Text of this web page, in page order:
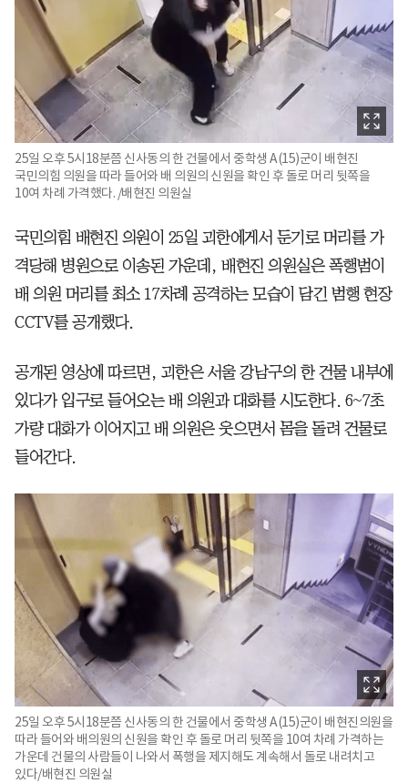
25일 오후 5시18분쯤 신사동의 한 건물에서 중학생 A(15)군이 배현진
국민의힘 의원을 따라 들어와 배 의원의 신원을 확인 후 돌로 머리 뒷쪽을
10여 차례 가격했다. /배현진 의원실
국민의힘 배현진 의원이 25일 괴한에게서 둔기로 머리를 가
격당해 병원으로 이송된 가운데, 배현진 의원실은 폭행범이
배 의원 머리를 최소 17차례 공격하는 모습이 담긴 범행 현장
CCTV를 공개했다.
공개된 영상에 따르면, 괴한은 서울 강남구의 한 건물 내부에
있다가 입구로 들어오는 배 의원과 대화를 시도한다. 6~7초
가량 대화가 이어지고 배 의원은 웃으면서 몸을 돌려 건물로
들어간다.
25일 오후 5시18분쯤 신사동의 한 건물에서 중학생 A(15)군이 배현진의원을
따라 들어와 배의원의 신원을 확인 후 돌로 머리 뒷쪽을 10여 차례 가격하는
가운데 건물의 사람들이 나와서 폭행을 제지해도 계속해서 돌로 내려치고
있다/배현진 의원실